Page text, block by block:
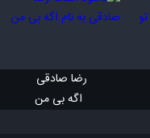
رضا صادقی
اگه بی من